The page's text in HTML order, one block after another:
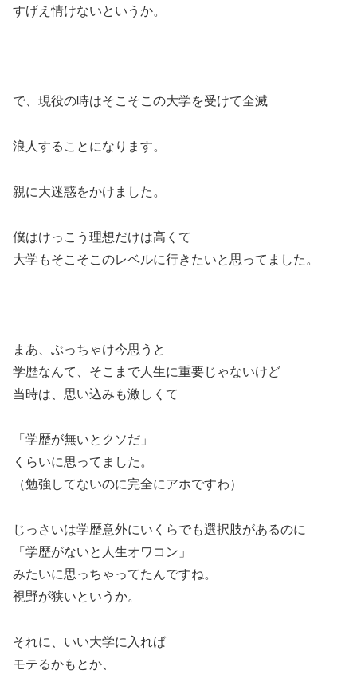
すげえ情けないというか。
で、現役の時はそこそこの大学を受けて全滅
浪人することになります。
親に大迷惑をかけました。
僕はけっこう理想だけは高くて
大学もそこそこのレベルに行きたいと思ってました。
まあ、ぶっちゃけ今思うと
学歴なんて、そこまで人生に重要じゃないけど
当時は、思い込みも激しくて
「学歴が無いとクソだ」
くらいに思ってました。
（勉強してないのに完全にアホですわ）
じっさいは学歴意外にいくらでも選択肢があるのに
「学歴がないと人生オワコン」
みたいに思っちゃってたんですね。
視野が狭いというか。
それに、いい大学に入れば
モテるかもとか、